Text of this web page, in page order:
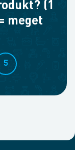
(1
meget
5